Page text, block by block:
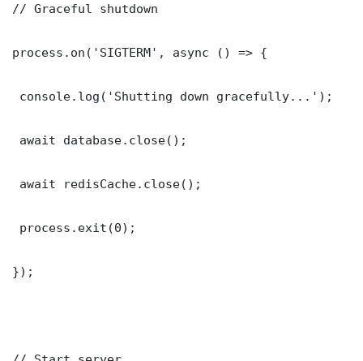
// Graceful shutdown
process.on('SIGTERM', async () => {
console.log('Shutting down gracefully...');
await database.close();
await redisCache.close();
process.exit(0);
});